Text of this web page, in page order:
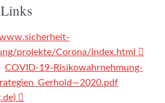
projekte/Corona/index.html
COVID-19-Risikowahrnehmung-